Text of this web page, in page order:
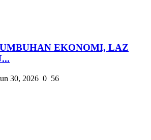
EKONOMI, LAZ
30, 2026 0 56